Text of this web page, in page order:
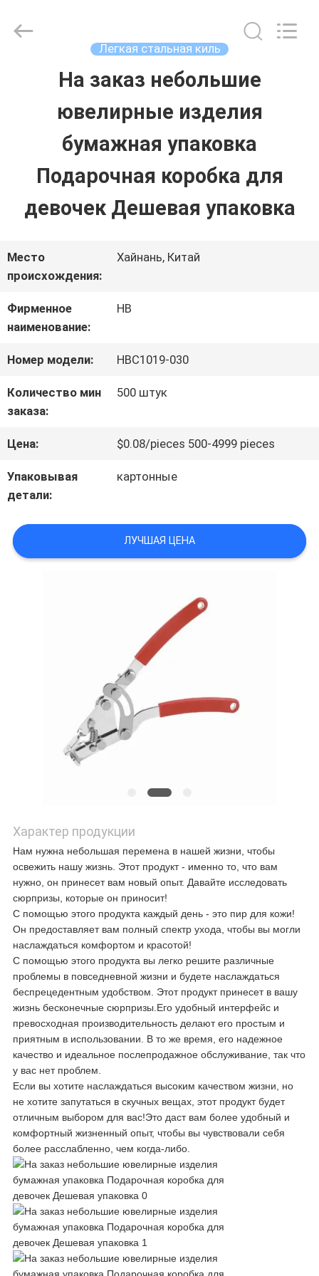
ДОМОЙ
ПРОДУКТЫ
НАС
ЭКСКУРСИЯ
ПО
ЗАВОДУ
КОНТРОЛЬ
КАЧЕСТВА
СВЯЖИТЕСЬ
С
НАМИ
ЗАПРОСИТЕ
ЦИТАТУ
ПОЛИТИКА
КОНФИДЕНЦИАЛЬНОСТИ
Легкая стальная киль
На заказ небольшие
ювелирные изделия
бумажная упаковка
Подарочная коробка для
девочек Дешевая упаковка
Место
происхождения:
Хайнань, Китай
Фирменное
наименование:
HB
Номер модели: HBC1019-030
Количество мин
заказа:
500 штук
Цена: $0.08/pieces 500-4999 pieces
Упаковывая
детали:
картонные
ЛУЧШАЯ ЦЕНА
Характер продукции
Нам нужна небольшая перемена в нашей жизни, чтобы
освежить нашу жизнь. Этот продукт - именно то, что вам
нужно, он принесет вам новый опыт. Давайте исследовать
сюрпризы, которые он приносит!
С помощью этого продукта каждый день - это пир для кожи!
Он предоставляет вам полный спектр ухода, чтобы вы могли
наслаждаться комфортом и красотой!
С помощью этого продукта вы легко решите различные
проблемы в повседневной жизни и будете наслаждаться
беспрецедентным удобством. Этот продукт принесет в вашу
жизнь бесконечные сюрпризы.Его удобный интерфейс и
превосходная производительность делают его простым и
приятным в использовании. В то же время, его надежное
качество и идеальное послепродажное обслуживание, так что
у вас нет проблем.
Если вы хотите наслаждаться высоким качеством жизни, но
не хотите запутаться в скучных вещах, этот продукт будет
отличным выбором для вас!Это даст вам более удобный и
комфортный жизненный опыт, чтобы вы чувствовали себя
более расслабленно, чем когда-либо.